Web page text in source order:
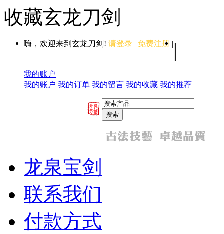
收藏玄龙刀剑
嗨，欢迎来到玄龙刀剑! 请登录 | 免费注册 | |
我的账户
我的账户 我的订单 我的留言 我的收藏 我的推荐
龙泉宝剑
联系我们
付款方式